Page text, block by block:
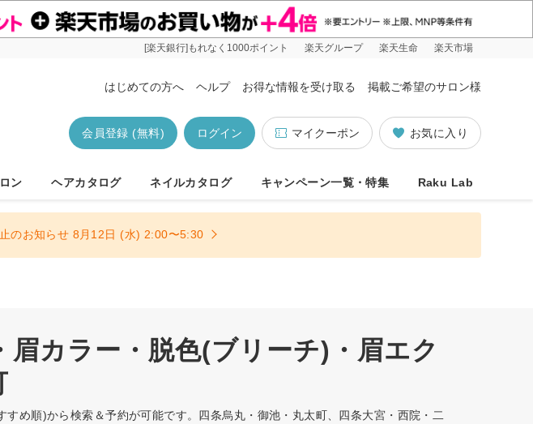
[楽天銀行]もれなく1000ポイント 楽天グループ 楽天生命 楽天市場
はじめての方へ ヘルプ お得な情報を受け取る 掲載ご希望のサロン様
お気に入り
マイクーポン
ログイン
会員登録 (無料)
ン ヘアカタログ ネイルカタログ キャンペーン一覧・特集 Raku Lab
のお知らせ 8月12日 (水) 2:00〜5:30
カラー・脱色(ブリーチ)・眉エク
すめ順)から検索＆予約が可能です。四条烏丸・御池・丸太町、四条大宮・西院・二